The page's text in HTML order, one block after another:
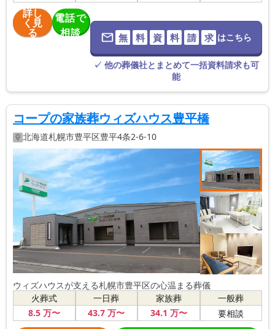
詳し
く見
る
電話で
相談
無 料 資 料 請 求 はこちら
✓ 他の葬儀社とまとめて一括資料請求も可
能
コープの家族葬ウィズハウス豊平橋
北海道札幌市豊平区豊平4条2-6-10
ウィズハウスが支える札幌市豊平区の心温まる葬儀
火葬式
8.5万〜
一日葬
43.7 万〜
家族葬
34.1 万〜
一般葬
要相談